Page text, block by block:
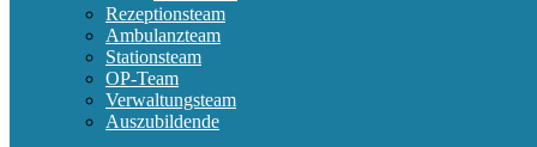
Rezeptionsteam
Ambulanzteam
Stationsteam
OP-Team
Verwaltungsteam
Auszubildende